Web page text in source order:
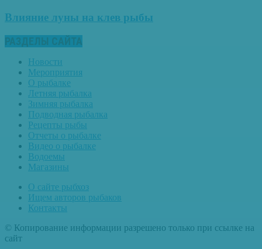
Влияние луны на клев рыбы
РАЗДЕЛЫ САЙТА
Новости
Мероприятия
О рыбалке
Летняя рыбалка
Зимняя рыбалка
Подводная рыбалка
Рецепты рыбы
Отчеты о рыбалке
Видео о рыбалке
Водоемы
Магазины
О сайте рыбхоз
Ищем авторов рыбаков
Контакты
© Копирование информации разрешено только при ссылке на
сайт